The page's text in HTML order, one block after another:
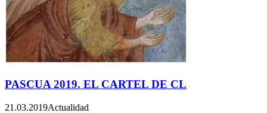
PASCUA 2019. EL CARTEL DE CL
21.03.2019Actualidad